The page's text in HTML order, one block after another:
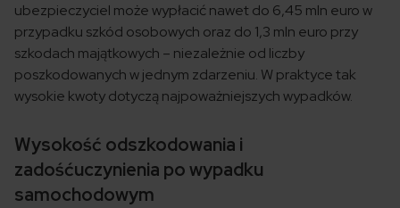
ubezpieczyciel może wypłacić nawet do 6,45 mln euro w
przypadku szkód osobowych oraz do 1,3 mln euro przy
szkodach majątkowych – niezależnie od liczby
poszkodowanych w jednym zdarzeniu. W praktyce tak
wysokie kwoty dotyczą najpoważniejszych wypadków.
Wysokość odszkodowania i
zadośćuczynienia po wypadku
samochodowym